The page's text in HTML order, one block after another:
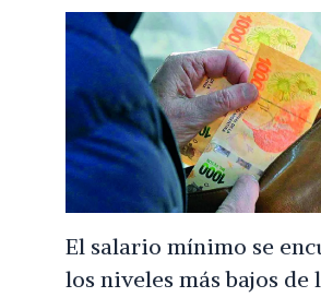
El salario mínimo se
los niveles más bajos de